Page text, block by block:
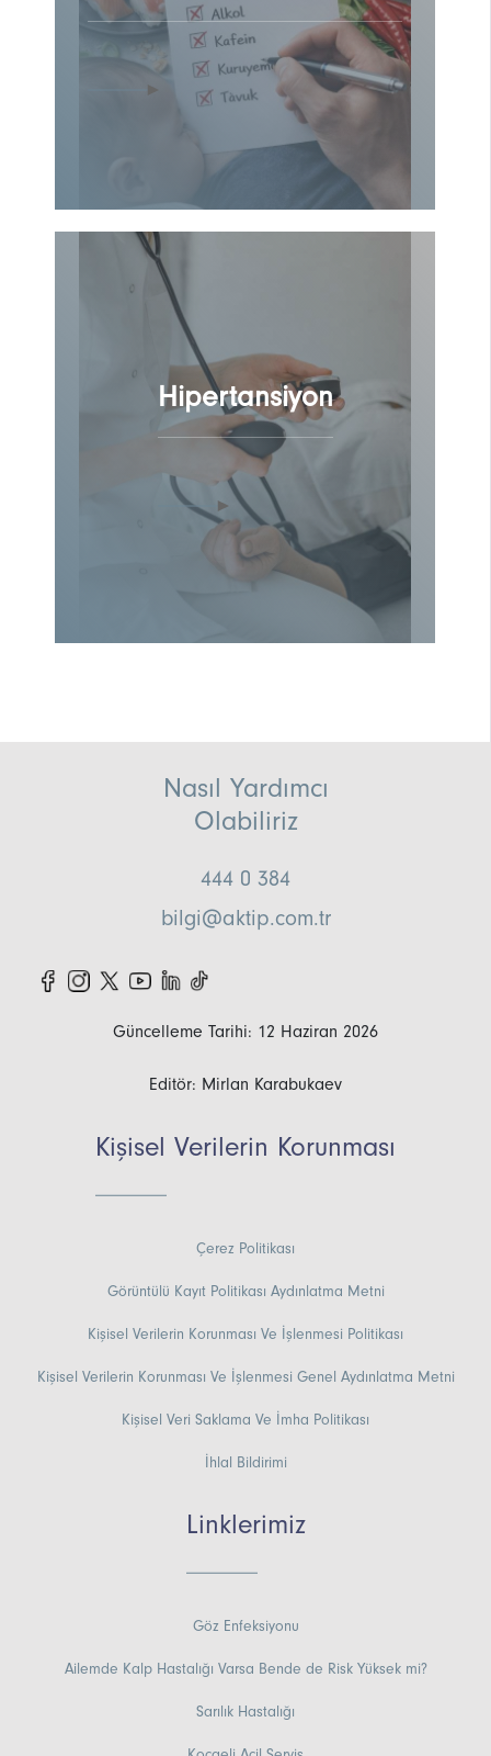
Hipertansiyon
Nasıl Yardımcı
Olabiliriz
444 0 384
bilgi@aktip.com.tr
Güncelleme Tarihi: 12 Haziran 2026
Editör: Mirlan Karabukaev
Kişisel Verilerin Korunması
Çerez Politikası
Görüntülü Kayıt Politikası Aydınlatma Metni
Kişisel Verilerin Korunması Ve İşlenmesi Politikası
Kişisel Verilerin Korunması Ve İşlenmesi Genel Aydınlatma Metni
Kişisel Veri Saklama Ve İmha Politikası
İhlal Bildirimi
Linklerimiz
Göz Enfeksiyonu
Ailemde Kalp Hastalığı Varsa Bende de Risk Yüksek mi?
Sarılık Hastalığı